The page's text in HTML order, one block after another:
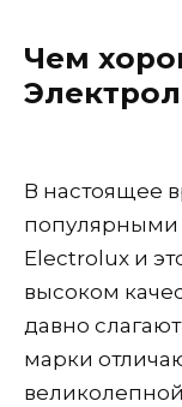
Чем
В настоящее
популярными
Electrolux и
высоком
давно
марки